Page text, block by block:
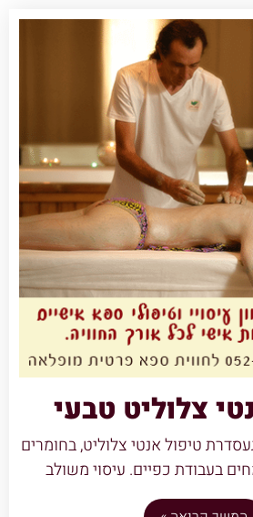
צלוליט טבעי
טיפול אנטי צלוליט, בחומרים
בעבודת כפיים. עיסוי משולב